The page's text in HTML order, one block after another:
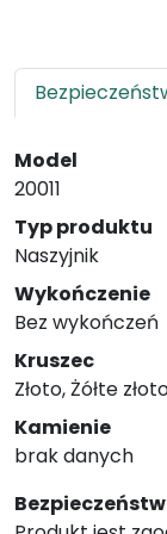
Model
20011
Typ produktu
Naszyjnik
Wykończenie
Bez wykończeń
Kruszec
Złoto, Żółte
Kamienie
brak danych